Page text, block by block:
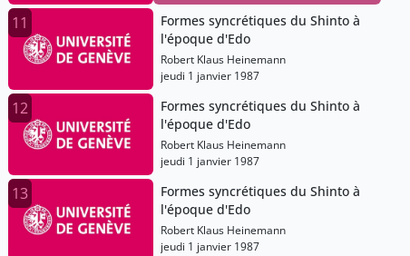
11
Formes syncrétiques du Shinto à
l'époque d'Edo
Robert Klaus Heinemann
jeudi 1 janvier 1987
12
Formes syncrétiques du Shinto à
l'époque d'Edo
Robert Klaus Heinemann
jeudi 1 janvier 1987
13
Formes syncrétiques du Shinto à
l'époque d'Edo
Robert Klaus Heinemann
jeudi 1 janvier 1987